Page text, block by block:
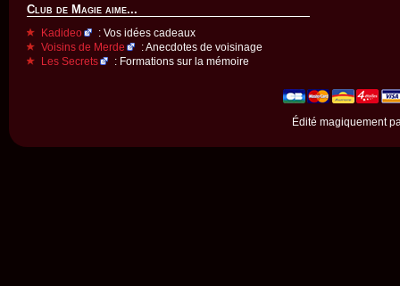
Club de Magie aime...
Kadideo
: Vos idées cadeaux
Voisins de Merde
: Anecdotes de voisinage
Les Secrets
: Formations sur la mémoire
Édité magiquement